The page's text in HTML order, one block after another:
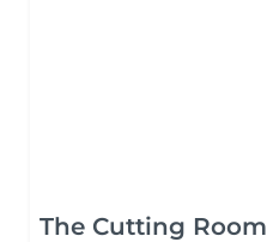
The Cutting Room